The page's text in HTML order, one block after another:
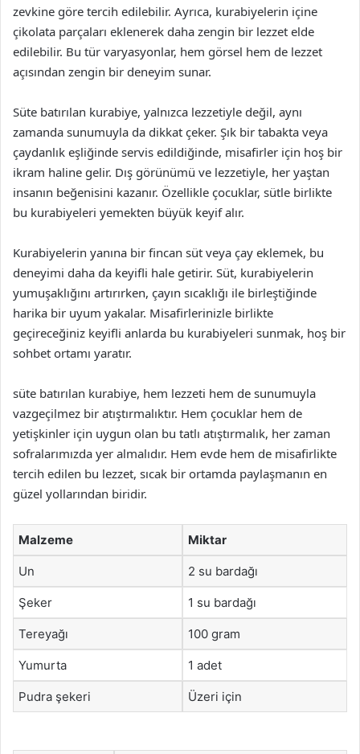
zevkine göre tercih edilebilir. Ayrıca, kurabiyelerin içine
çikolata parçaları eklenerek daha zengin bir lezzet elde
edilebilir. Bu tür varyasyonlar, hem görsel hem de lezzet
açısından zengin bir deneyim sunar.
Süte batırılan kurabiye, yalnızca lezzetiyle değil, aynı
zamanda sunumuyla da dikkat çeker. Şık bir tabakta veya
çaydanlık eşliğinde servis edildiğinde, misafirler için hoş bir
ikram haline gelir. Dış görünümü ve lezzetiyle, her yaştan
insanın beğenisini kazanır. Özellikle çocuklar, sütle birlikte
bu kurabiyeleri yemekten büyük keyif alır.
Kurabiyelerin yanına bir fincan süt veya çay eklemek, bu
deneyimi daha da keyifli hale getirir. Süt, kurabiyelerin
yumuşaklığını artırırken, çayın sıcaklığı ile birleştiğinde
harika bir uyum yakalar. Misafirlerinizle birlikte
geçireceğiniz keyifli anlarda bu kurabiyeleri sunmak, hoş bir
sohbet ortamı yaratır.
süte batırılan kurabiye, hem lezzeti hem de sunumuyla
vazgeçilmez bir atıştırmalıktır. Hem çocuklar hem de
yetişkinler için uygun olan bu tatlı atıştırmalık, her zaman
sofralarımızda yer almalıdır. Hem evde hem de misafirlikte
tercih edilen bu lezzet, sıcak bir ortamda paylaşmanın en
güzel yollarından biridir.
Malzeme Miktar
Un 2 su bardağı
Şeker 1 su bardağı
Tereyağı 100 gram
Yumurta 1 adet
Pudra şekeri Üzeri için